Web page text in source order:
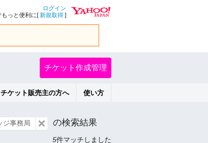
ログイン
もっと便利に[新規取得 ]
チケット作成管理
チケット販売主の方へ 使い方
ジ事務局 の検索結果
5件マッチしました